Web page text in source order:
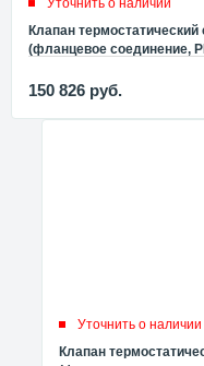
Уточнить о наличии
Клапан
(фланцевое соединение,
150 826 руб.
Уточнить о наличии
Клапан